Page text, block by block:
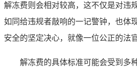
解冻费则会相对较高，这不仅是对违
如同给违规者敲响的一记警钟，也体
安全的坚定决心，就像一位公正的法
解冻费的具体标准可能会受到多